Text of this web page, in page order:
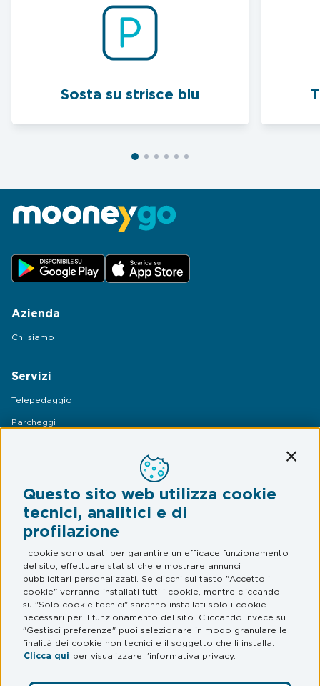
Questo sito web utilizza cookie
tecnici, analitici e di
profilazione
I cookie sono usati per garantire un efficace funzionamento
del sito, effettuare statistiche e mostrare annunci
pubblicitari personalizzati. Se clicchi sul tasto "Accetto i
cookie" verranno installati tutti i cookie, mentre cliccando
su "Solo cookie tecnici" saranno installati solo i cookie
necessari per il funzionamento del sito. Cliccando invece su
"Gestisci preferenze" puoi selezionare in modo granulare le
finalità dei cookie non tecnici e il soggetto che li installa.
Clicca qui per visualizzare l’informativa privacy.
Sosta su strisce blu
Azienda
Chi siamo
Servizi
Telepedaggio
Parcheggi
Legal & Privacy
Termini e condizioni
Informativa privacy
Web Privacy e Cookie Policy
FAQ
Domande frequenti